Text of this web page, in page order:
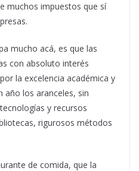
muchos impuestos que sí
mucho acá, es que las
con absoluto interés
la excelencia académica y
año los aranceles, sin
y recursos
rigurosos métodos
de comida, que la